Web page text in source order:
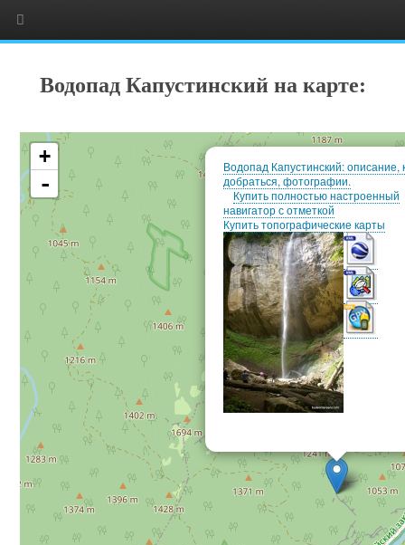
Водопад Капустинский на карте:
Водопад Капустинский: описание,
добраться, фотографии.
Купить полностью настроенный
навигатор с отметкой
Купить топографические карты
+
-